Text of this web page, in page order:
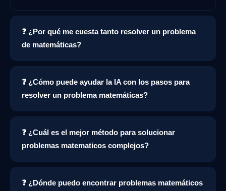
❓ ¿Por qué me cuesta tanto resolver un problema
de matemáticas?
❓ ¿Cómo puede ayudar la IA con los pasos para
resolver un problema matemáticas?
❓ ¿Cuál es el mejor método para solucionar
problemas matematicos complejos?
❓ ¿Dónde puedo encontrar problemas matemáticos